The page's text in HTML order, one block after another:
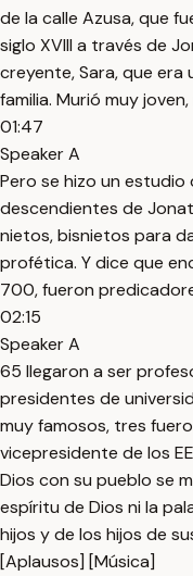
de la calle Azusa, que
siglo XVIII a través de
creyente, Sara, que era
familia. Murió muy
01:47
Speaker A
Pero se hizo un
descendientes de
nietos, bisnietos para
profética. Y dice que
700, fueron
02:15
Speaker A
65 llegaron a ser
presidentes de
muy famosos, tres
vicepresidente de los
Dios con su pueblo se
espíritu de Dios ni la
hijos y de los hijos de
[Aplausos] [Música]